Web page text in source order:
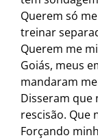
Querem só
treinar
Querem me
Goiás, meus
mandaram
Disseram que
rescisão. Que
Forçando